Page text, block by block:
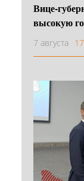
Вице-
высокую
7 августа